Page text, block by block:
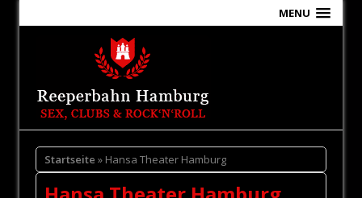
MENU
Startseite » Hansa Theater Hamburg